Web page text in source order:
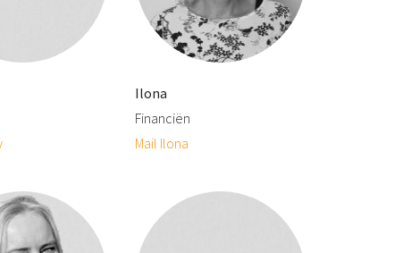
Ilona
Financiën
Mail Ilona